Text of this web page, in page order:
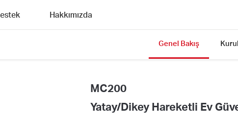
Hakkımızda
Genel Bakış
MC200
Yatay/Dikey Hareketli Ev